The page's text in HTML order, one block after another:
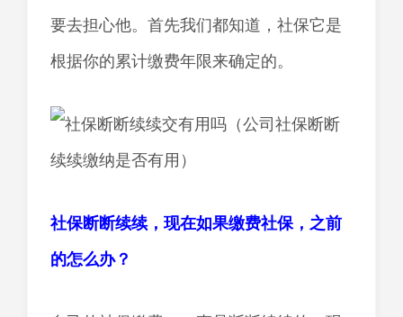
要去担心他。首先我们都知道，社保它是
根据你的累计缴费年限来确定的。
社保断断续续，现在如果缴费社保，之前
的怎么办？